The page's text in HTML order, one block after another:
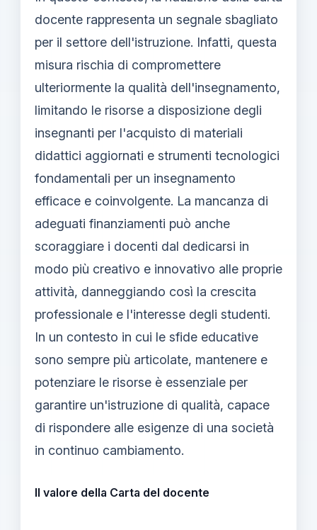
docente rappresenta un segnale sbagliato
per il settore dell'istruzione. Infatti, questa
misura rischia di compromettere
ulteriormente la qualità dell'insegnamento,
limitando le risorse a disposizione degli
insegnanti per l'acquisto di materiali
didattici aggiornati e strumenti tecnologici
fondamentali per un insegnamento
efficace e coinvolgente. La mancanza di
adeguati finanziamenti può anche
scoraggiare i docenti dal dedicarsi in
modo più creativo e innovativo alle proprie
attività, danneggiando così la crescita
professionale e l'interesse degli studenti.
In un contesto in cui le sfide educative
sono sempre più articolate, mantenere e
potenziare le risorse è essenziale per
garantire un'istruzione di qualità, capace
di rispondere alle esigenze di una società
in continuo cambiamento.
Il valore della Carta del docente